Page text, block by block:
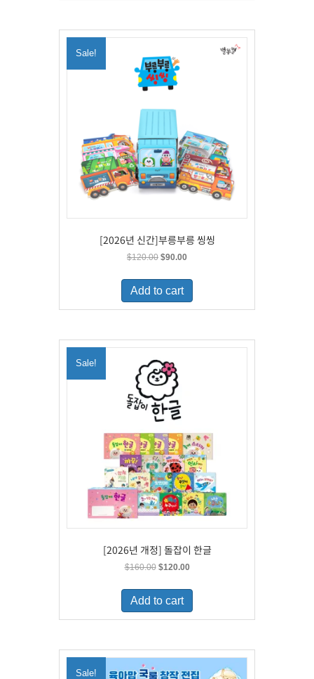
Sale!
[2026년 신간]부릉부릉 씽씽
$120.00 Original
was:
$120.00.
$90.00Current
is:
Add to cart
Sale!
[2026년 개정] 돌잡이 한글
$160.00 Original
was:
$160.00.
$120.00Current
is:
Add to cart
Sale!